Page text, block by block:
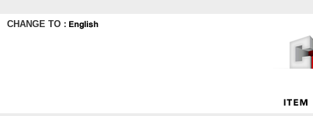
CHANGE TO :